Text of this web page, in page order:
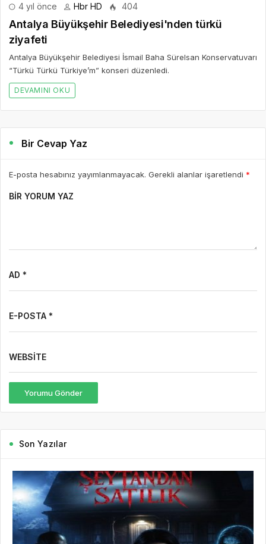
4 yıl önce Hbr HD 404
Antalya Büyükşehir Belediyesi'nden türkü
ziyafeti
Antalya Büyükşehir Belediyesi İsmail Baha Sürelsan Konservatuvarı
“Türkü Türkü Türkiye’m” konseri düzenledi.
DEVAMINI OKU
Bir Cevap Yaz
E-posta hesabınız yayımlanmayacak. Gerekli alanlar işaretlendi *
BIR YORUM YAZ
AD *
E-POSTA *
WEBSITE
Yorumu Gönder
Son Yazılar